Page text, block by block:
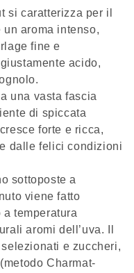
si caratterizza per il
aroma intenso,
fine e
acido,
una vasta fascia
di spiccata
forte e ricca,
dalle felici condizioni
sottoposte a
viene fatto
temperatura
aromi dell’uva. Il
e zuccheri,
Charmat-